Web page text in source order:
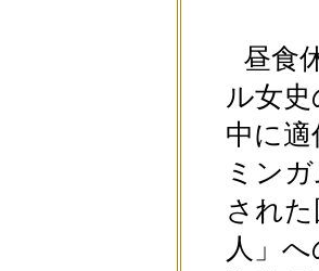
昼食
ル女
中に
ミン
され
人」